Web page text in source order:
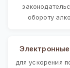
обороту
для ускорения